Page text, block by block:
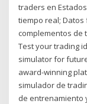
traders en
tiempo real;
complementos de
Test your trading
simulator for
award-winning
simulador de
de entrenamiento